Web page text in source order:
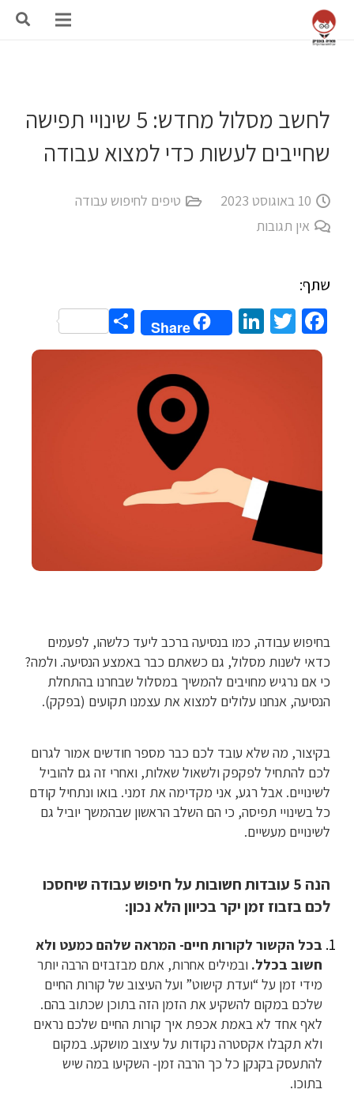
לחשב מסלול מחדש: 5 שינויי תפישה
שחייבים לעשות כדי למצוא עבודה
10 באוגוסט 2023
טיפים לחיפוש עבודה
אין תגובות
שתף:
Facebook
Twitter
LinkedIn
Share
Share
בחיפוש עבודה, כמו בנסיעה ברכב ליעד כלשהו, לפעמים
כדאי לשנות מסלול, גם כשאתם כבר באמצע הנסיעה. ולמה?
כי אם נרגיש מחויבים להמשיך במסלול שבחרנו בהתחלת
הנסיעה, אנחנו עלולים למצוא את עצמנו תקועים (בפקק).
בקיצור, מה שלא עובד לכם כבר מספר חודשים אמור לגרום
לכם להתחיל לפקפק ולשאול שאלות, ואחרי זה גם להוביל
לשינויים. אבל רגע, אני מקדימה את זמני. בואו ונתחיל קודם
כל בשינויי תפיסה, כי הם השלב הראשון שבהמשך יוביל גם
לשינויים מעשיים.
הנה 5 עובדות חשובות על חיפוש עבודה שיחסכו
לכם בזבוז זמן יקר בכיוון הלא נכון:
בכל הקשור לקורות חיים- המראה שלהם כמעט ולא
חשוב בכלל. ובמילים אחרות, אתם מבזבזים הרבה יותר
מידי זמן על “ועדת קישוט” ועל העיצוב של קורות החיים
שלכם במקום להשקיע את הזמן הזה בתוכן שכתוב בהם.
לאף אחד לא באמת אכפת איך קורות החיים שלכם נראים
ולא תקבלו אקסטרה נקודות על עיצוב מושקע. במקום
להתעסק בקנקן כל כך הרבה זמן- השקיעו במה שיש
בתוכו.